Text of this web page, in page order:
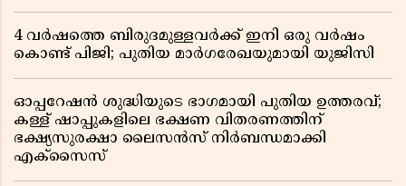
4 വർഷത്തെ ബിരുദമുള്ളവർക്ക് ഇനി ഒരു വർഷം
കൊണ്ട് പിജി; പുതിയ മാർഗരേഖയുമായി യുജിസി
ഓപ്പറേഷൻ ശുദ്ധിയുടെ ഭാഗമായി പുതിയ ഉത്തരവ്;
കള്ള് ഷാപ്പുകളിലെ ഭക്ഷണ വിതരണത്തിന്
ഭക്ഷ്യസുരക്ഷാ ലൈസൻസ് നിർബന്ധമാക്കി
എക്സൈസ്